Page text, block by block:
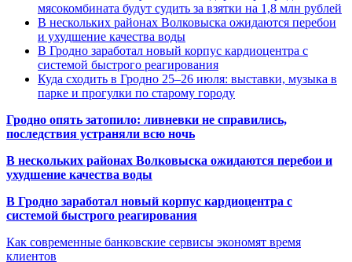
мясокомбината будут судить за взятки на 1,8 млн рублей
В нескольких районах Волковыска ожидаются перебои
и ухудшение качества воды
В Гродно заработал новый корпус кардиоцентра с
системой быстрого реагирования
Куда сходить в Гродно 25–26 июля: выставки, музыка в
парке и прогулки по старому городу
Гродно опять затопило: ливневки не справились,
последствия устраняли всю ночь
В нескольких районах Волковыска ожидаются перебои и
ухудшение качества воды
В Гродно заработал новый корпус кардиоцентра с
системой быстрого реагирования
Как современные банковские сервисы экономят время
клиентов